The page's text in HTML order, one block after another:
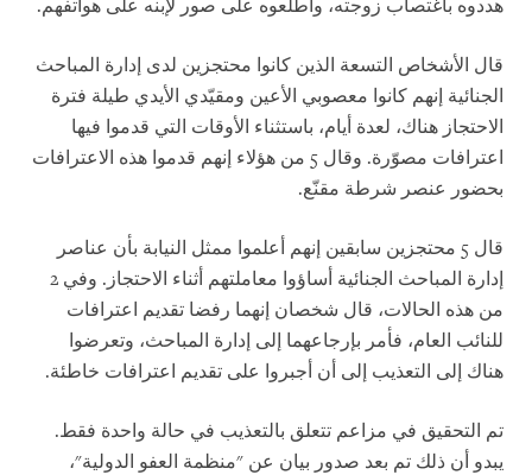
هددوه باغتصاب زوجته، وأطلعوه على صور لإبنه على هواتفهم.
قال الأشخاص التسعة الذين كانوا محتجزين لدى إدارة المباحث
الجنائية إنهم كانوا معصوبي الأعين ومقيّدي الأيدي طيلة فترة
الاحتجاز هناك، لعدة أيام، باستثناء الأوقات التي قدموا فيها
اعترافات مصوّرة. وقال 5 من هؤلاء إنهم قدموا هذه الاعترافات
بحضور عنصر شرطة مقنّع.
قال 5 محتجزين سابقين إنهم أعلموا ممثل النيابة بأن عناصر
إدارة المباحث الجنائية أساؤوا معاملتهم أثناء الاحتجاز. وفي 2
من هذه الحالات، قال شخصان إنهما رفضا تقديم اعترافات
للنائب العام، فأمر بإرجاعهما إلى إدارة المباحث، وتعرضوا
هناك إلى التعذيب إلى أن أجبروا على تقديم اعترافات خاطئة.
تم التحقيق في مزاعم تتعلق بالتعذيب في حالة واحدة فقط.
يبدو أن ذلك تم بعد صدور بيان عن "منظمة العفو الدولية"،